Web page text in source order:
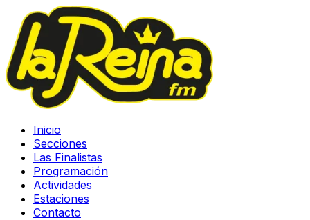
Inicio
Secciones
Las Finalistas
Programación
Actividades
Estaciones
Contacto